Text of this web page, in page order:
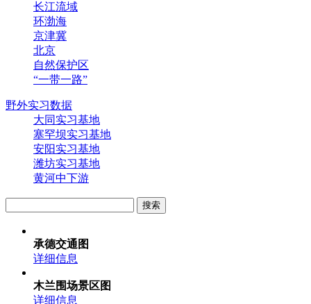
长江流域
环渤海
京津冀
北京
自然保护区
“一带一路”
野外实习数据
大同实习基地
塞罕坝实习基地
安阳实习基地
潍坊实习基地
黄河中下游
承德交通图
详细信息
木兰围场景区图
详细信息